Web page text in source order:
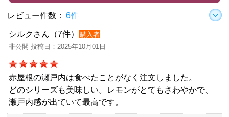
レビュー件数： 6件
シルクさん（7件）
購入者
非公開 投稿日：2025年10月01日
赤屋根の瀬戸内は食べたことがなく注文しました。
どのシリーズも美味しい。レモンがとてもさわやかで、
瀬戸内感が出ていて最高です。